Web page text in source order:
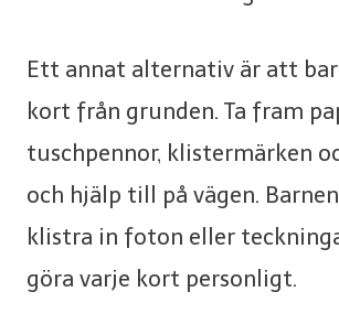
Ett annat alternativ är att
kort från grunden. Ta fram
tuschpennor, klistermärken
och hjälp till på vägen.
klistra in foton eller
göra varje kort personligt.